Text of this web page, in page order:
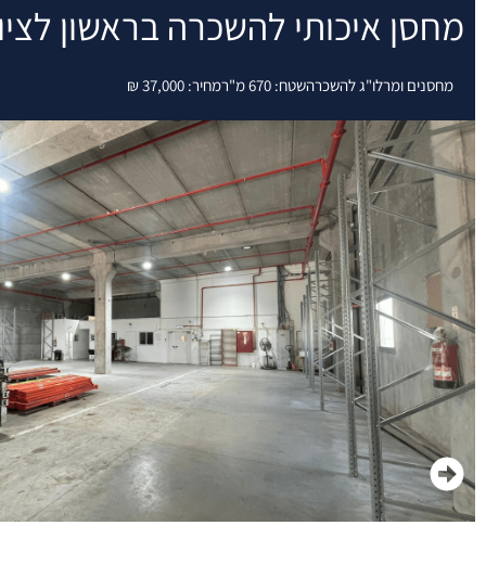
מחסן איכותי להשכרה בראשון לציון 670
מחסנים ומרלו"ג להשכרהשטח: 670 מ"ר מחיר: 37,000 ₪